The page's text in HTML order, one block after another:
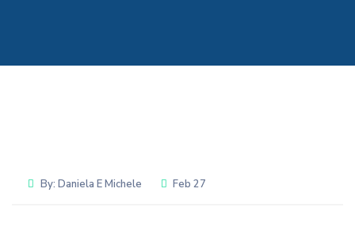
By: Daniela E Michele Feb 27